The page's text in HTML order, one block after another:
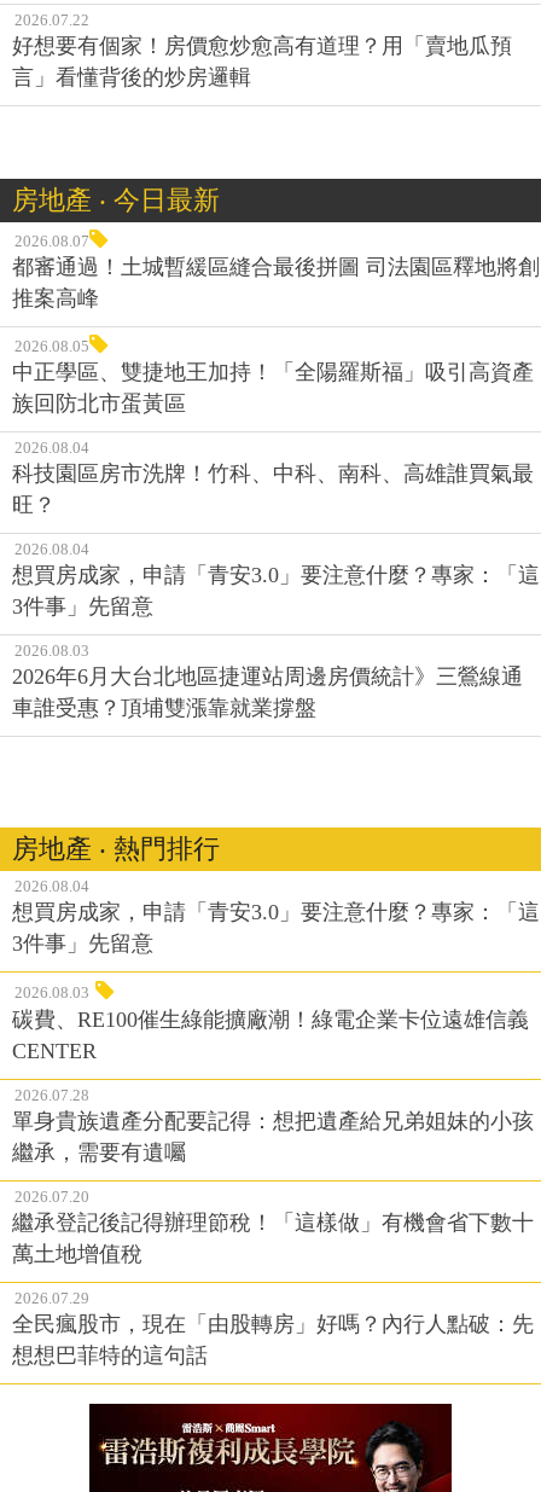
2026.07.22
好想要有個家！房價愈炒愈高有道理？用「賣地瓜預
言」看懂背後的炒房邏輯
房地產 ‧ 今日最新
2026.08.07
都審通過！土城暫緩區縫合最後拼圖 司法園區釋地將創
推案高峰
2026.08.05
中正學區、雙捷地王加持！「全陽羅斯福」吸引高資產
族回防北市蛋黃區
2026.08.04
科技園區房市洗牌！竹科、中科、南科、高雄誰買氣最
旺？
2026.08.04
想買房成家，申請「青安3.0」要注意什麼？專家：「這
3件事」先留意
2026.08.03
2026年6月大台北地區捷運站周邊房價統計》三鶯線通
車誰受惠？頂埔雙漲靠就業撐盤
房地產 ‧ 熱門排行
2026.08.04
想買房成家，申請「青安3.0」要注意什麼？專家：「這
3件事」先留意
2026.08.03
碳費、RE100催生綠能擴廠潮！綠電企業卡位遠雄信義
CENTER
2026.07.28
單身貴族遺產分配要記得：想把遺產給兄弟姐妹的小孩
繼承，需要有遺囑
2026.07.20
繼承登記後記得辦理節稅！「這樣做」有機會省下數十
萬土地增值稅
2026.07.29
全民瘋股市，現在「由股轉房」好嗎？內行人點破：先
想想巴菲特的這句話